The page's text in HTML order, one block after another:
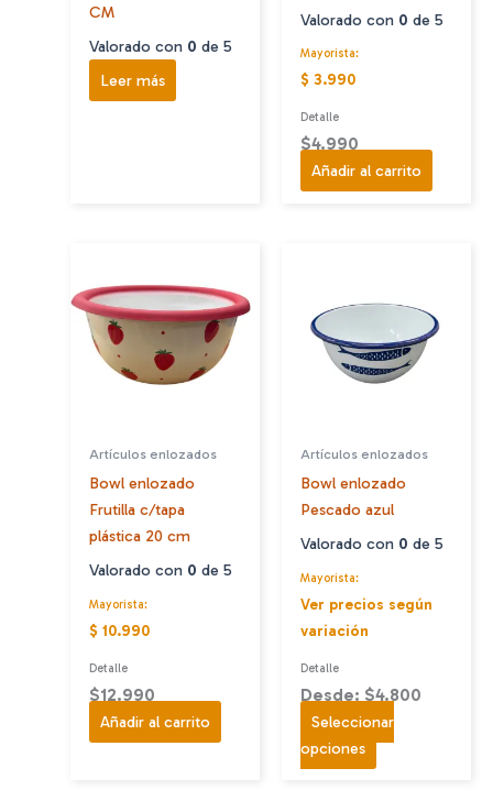
producto
CM
Valorado con 0 de 5
Leer más
Valorado con 0 de 5
Mayorista:
$ 3.990
Detalle
$4.990
Añadir al carrito
Artículos enlozados
Bowl enlozado
Frutilla c/tapa
plástica 20 cm
Valorado con 0 de 5
Mayorista:
$ 10.990
Detalle
$12.990
Añadir al carrito
Artículos enlozados
Bowl enlozado
Pescado azul
Valorado con 0 de 5
Mayorista:
Ver precios según
variación
Detalle
Desde: $4.800
Seleccionar
opciones Este
producto